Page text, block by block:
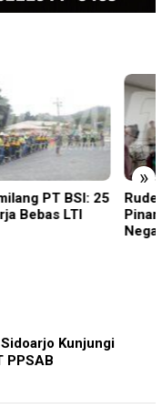
»
Pusat Tanjung
Deportasi 25 Warga
Kunjungi
PPSAB